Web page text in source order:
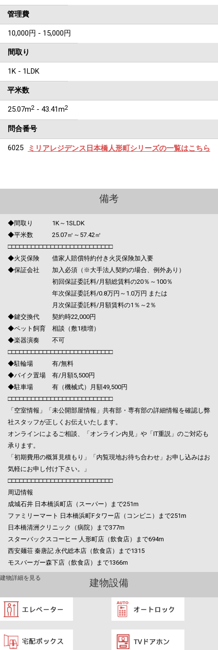
管理費
10,000円 - 15,000円
間取り
1K - 1LDK
平米数
25.07m2 - 43.41m2
問合番号
6025 ミリアレジデンス日本橋人形町シリーズの一覧はこちら
備考
◆間取り 1K～1SLDK
◆平米数 25.07㎡～57.42㎡
□□□□□□□□□□□□□□□□□□□□□□□□□□□
◆火災保険 借家人賠償特約付き火災保険加入要
◆保証会社 加入必須（※大手法人契約の場合、例外あり）
初回保証委託料/月額総賃料の20％～100％
年次保証委託料/0.8万円～1.0万円 または
月次保証委託料/月額賃料の1％～2％
◆鍵交換代 契約時22,000円
◆ペット飼育 相談（敷1積増）
◆楽器演奏 不可
□□□□□□□□□□□□□□□□□□□□□□□□□□□
◆駐輪場 有/無料
◆バイク置場 有/月額5,500円
◆駐車場 有（機械式）月額49,500円
□□□□□□□□□□□□□□□□□□□□□□□□□□□
「空室情報」「未公開部屋情報」共有部・専有部の詳細情報を確認し弊
社スタッフが正しくお伝えいたします。
オンラインによるご相談、「オンライン内見」や「IT重説」のご対応も
承ります。
「初期費用の概算見積もり」「内覧現地お待ち合わせ」お申し込みはお
気軽にお申し付け下さい。」
□□□□□□□□□□□□□□□□□□□□□□□□□□□
周辺情報
成城石井 日本橋浜町店（スーパー）まで251m
ファミリーマート 日本橋浜町Fタワー店（コンビニ）まで251m
日本橋清洲クリニック（病院）まで377m
スターバックスコーヒー 人形町店（飲食店）まで694m
西安麺荘 秦唐記 永代総本店（飲食店）まで1315
モスバーガー森下店（飲食店）まで1366m
建物設備
建物詳細を見る